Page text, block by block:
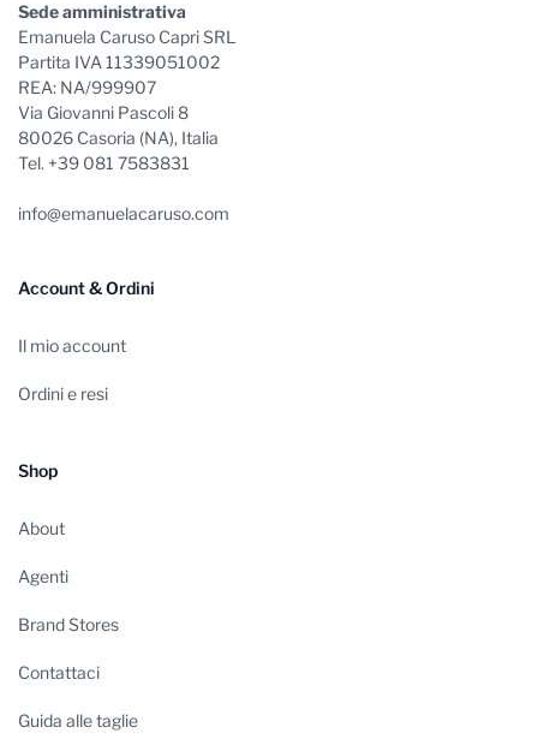
Sede amministrativa
Emanuela Caruso Capri SRL
Partita IVA 11339051002
REA: NA/999907
Via Giovanni Pascoli 8
80026 Casoria (NA), Italia
Tel. +39 081 7583831
info@emanuelacaruso.com
Account & Ordini
Il mio account
Ordini e resi
Shop
About
Agenti
Brand Stores
Contattaci
Guida alle taglie